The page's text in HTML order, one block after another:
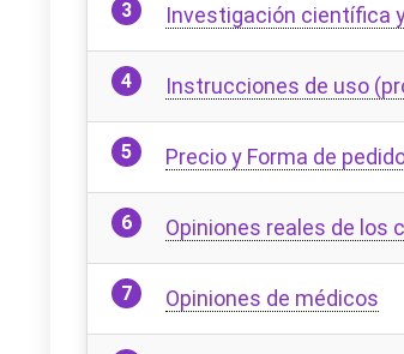
Investigación científica
Instrucciones de uso
Precio y Forma de
Opiniones reales de los
Opiniones de médicos